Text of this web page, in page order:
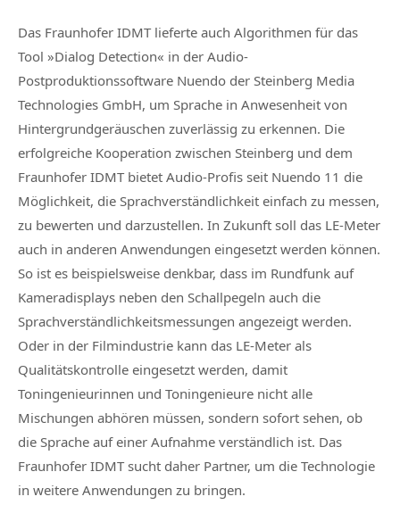
Das Fraunhofer IDMT lieferte auch Algorithmen für das
Tool »Dialog Detection« in der Audio-
Postproduktionssoftware Nuendo der Steinberg Media
Technologies GmbH, um Sprache in Anwesenheit von
Hintergrundgeräuschen zuverlässig zu erkennen. Die
erfolgreiche Kooperation zwischen Steinberg und dem
Fraunhofer IDMT bietet Audio-Profis seit Nuendo 11 die
Möglichkeit, die Sprachverständlichkeit einfach zu messen,
zu bewerten und darzustellen. In Zukunft soll das LE-Meter
auch in anderen Anwendungen eingesetzt werden können.
So ist es beispielsweise denkbar, dass im Rundfunk auf
Kameradisplays neben den Schallpegeln auch die
Sprachverständlichkeitsmessungen angezeigt werden.
Oder in der Filmindustrie kann das LE-Meter als
Qualitätskontrolle eingesetzt werden, damit
Toningenieurinnen und Toningenieure nicht alle
Mischungen abhören müssen, sondern sofort sehen, ob
die Sprache auf einer Aufnahme verständlich ist. Das
Fraunhofer IDMT sucht daher Partner, um die Technologie
in weitere Anwendungen zu bringen.